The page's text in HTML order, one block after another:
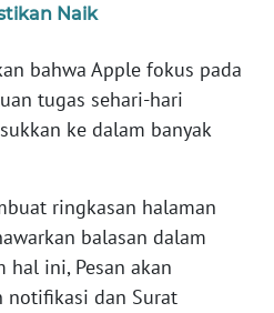
Naik
bahwa Apple fokus pada
tugas sehari-hari
ke dalam banyak
ringkasan halaman
balasan dalam
hal ini, Pesan akan
notifikasi dan Surat